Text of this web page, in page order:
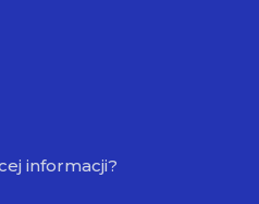
informacji?